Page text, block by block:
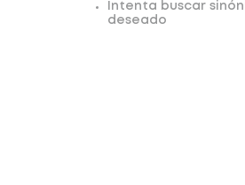
Intenta buscar
deseado